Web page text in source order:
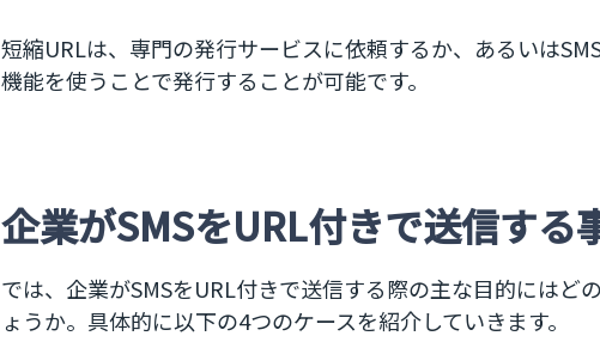
短縮URLは、専門の発行サービスに依頼するか、あるいは
機能を使うことで発行することが可能です。
企業がSMSをURL付きで送信する
では、企業がSMSをURL付きで送信する際の主な目的にはど
ょうか。具体的に以下の4つのケースを紹介していきます。